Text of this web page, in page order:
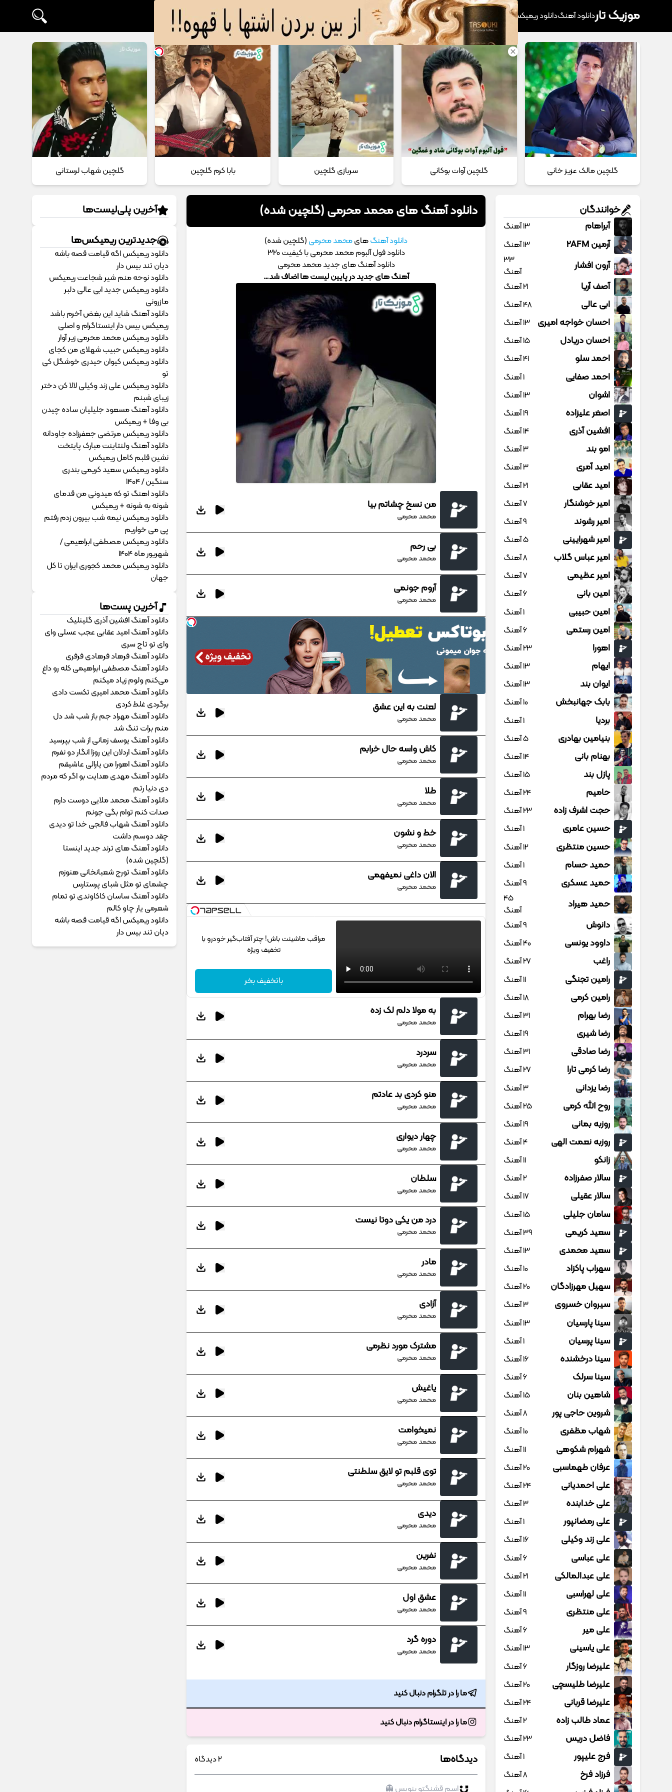
موزیک تاردانلود آهنگدانلود ریمیکسآهنگ پرطرفدار دانلود مداحیتماس با ما
گلچین مالک عزیز خانی گلچین آوات بوکانی سربازی گلچین بابا کرم گلچین گلچین شهاب لرستانی
دانلود آهنگ های محمد محرمی (گلچین شده)
دانلود آهنگهایمحمد محرمی (گلچین شده)
دانلود فول آلبوم محمد محرمی با کیفیت 320
دانلود آهنگ های جدید محمد محرمی
آهنگ های جدید در پایین لیست ها اضاف شد…
من نسخ چشاتم بیا
محمد محرمی
بی رحم
محمد محرمی
آروم جونمی
محمد محرمی
لعنت به این عشق
محمد محرمی
کاش واسه حال خرابم
محمد محرمی
طلا
محمد محرمی
خط و نشون
محمد محرمی
الان داغی نمیفهمی
محمد محرمی
مراقب ماشینت باش! چتر آفتاب‌گیر خودرو با
تخفیف ویژه
باتخفیف بخر
به مولا دلم لک زده
محمد محرمی
سردرد
محمد محرمی
منو کردی بد عادتم
محمد محرمی
چهار دیواری
محمد محرمی
سلطان
محمد محرمی
درد من یکی دوتا نیست
محمد محرمی
مادر
محمد محرمی
آزادی
محمد محرمی
مشترک مورد نظرمی
محمد محرمی
یاغیش
محمد محرمی
نمیخوامت
محمد محرمی
توی قلبم تو لایق سلطنتی
محمد محرمی
دیدی
محمد محرمی
نفرین
محمد محرمی
عشق اول
محمد محرمی
دوره گرد
محمد محرمی
ما را در تلگرام دنبال کنید
ما را در اینستاگرام دنبال کنید
دیدگاه‌ها 2 دیدگاه
خوانندگان
آبراهام 13 آهنگ
آرمین 2AFM 13 آهنگ
آرون افشار
33
آهنگ
آصف آریا 21 آهنگ
ابی عالی 48 آهنگ
احسان خواجه امیری 13 آهنگ
احسان دریادل 15 آهنگ
احمد سلو 41 آهنگ
احمد صفایی 1 آهنگ
اشوان 13 آهنگ
اصغر علیزاده 19 آهنگ
افشین آذری 14 آهنگ
امو بند 3 آهنگ
امید آمری 3 آهنگ
امید عقابی 21 آهنگ
امیر خوشنگار 7 آهنگ
امیر رشوند 9 آهنگ
امیر شهرایینی 5 آهنگ
امیر عباس گلاب 8 آهنگ
امیر عظیمی 7 آهنگ
امین بانی 6 آهنگ
امین حبیبی 1 آهنگ
امین رستمی 6 آهنگ
اهورا 23 آهنگ
ایهام 13 آهنگ
ایوان بند 13 آهنگ
بابک جهانبخش 10 آهنگ
بردیا 1 آهنگ
بنیامین بهادری 5 آهنگ
بهنام بانی 14 آهنگ
پازل بند 15 آهنگ
حامیم 24 آهنگ
حجت اشرف زاده 23 آهنگ
حسین عامری 1 آهنگ
حسین منتظری 12 آهنگ
حمید حسام 1 آهنگ
حمید عسکری 9 آهنگ
حمید هیراد
45
آهنگ
دانوش 9 آهنگ
داوود یونسی 40 آهنگ
راغب 27 آهنگ
رامین تجنگی 11 آهنگ
رامین کرمی 18 آهنگ
رضا بهرام 31 آهنگ
رضا شیری 19 آهنگ
رضا صادقی 31 آهنگ
رضا کرمی تارا 27 آهنگ
رضا یزدانی 3 آهنگ
روح الله کرمی 25 آهنگ
روزبه بمانی 19 آهنگ
روزبه نعمت الهی 4 آهنگ
زانکو 11 آهنگ
سالار صفرزاده 2 آهنگ
سالار عقیلی 17 آهنگ
سامان جلیلی 15 آهنگ
سعید کریمی 39 آهنگ
سعید محمدی 13 آهنگ
سهراب پاکزاد 10 آهنگ
سهیل مهرزادگان 20 آهنگ
سیروان خسروی 3 آهنگ
سینا پارسیان 13 آهنگ
سینا پرسیان 1 آهنگ
سینا درخشنده 16 آهنگ
سینا سرلک 6 آهنگ
شاهین بنان 15 آهنگ
شروین حاجی پور 8 آهنگ
شهاب مظفری 10 آهنگ
شهرام شکوهی 11 آهنگ
عرفان طهماسبی 20 آهنگ
علی احمدیانی 24 آهنگ
علی خدابنده 3 آهنگ
علی رمضانپور 1 آهنگ
علی زند وکیلی 16 آهنگ
علی عباسی 6 آهنگ
علی عبدالمالکی 21 آهنگ
علی لهراسبی 11 آهنگ
علی منتظری 9 آهنگ
علی میر 6 آهنگ
علی یاسینی 13 آهنگ
علیرضا روزگار 6 آهنگ
علیرضا طلیسچی 20 آهنگ
علیرضا قربانی 24 آهنگ
عماد طالب زاده 2 آهنگ
فاضل دریس 23 آهنگ
فرج علیپور 1 آهنگ
فرزاد فرخ 8 آهنگ
آخرین پلی‌لیست‌ها
جدیدترین ریمیکس‌ها
دانلود ریمیکس اگه قیامت قصه باشه
دیان تند بیس دار
دانلود نوحه منم شیر شجاعت ریمیکس
دانلود ریمیکس جدید ابی عالی دلبر
مازرونی
دانلود آهنگ شاید این بغض آخرم باشد
ریمیکس بیس دار اینستاگرام و اصلی
دانلود ریمیکس محمد محرمی زیر آوار
دانلود ریمیکس حبیب شهلای من کجای
دانلود ریمیکس کیوان حیدری خوشگل کی
تو
دانلود ریمیکس علی زند وکیلی لالا کن دختر
زیبای شبنم
دانلود آهنگ مسعود جلیلیان ساده چیدن
بی وفا + ریمیکس
دانلود ریمیکس مرتضی جعفرزاده جاودانه
دانلود آهنگ ولنتاینت مبارک پایتخت
نشین قلبم کامل ریمیکس
دانلود ریمیکس سعید کریمی بندری
سنگین / 1404
دانلود اهنگ تو که میدونی من قدمای
شونه به شونه + ریمیکس
دانلود ریمیکس نیمه شب بیرون زدم رفتم
پی می خواریم
دانلود ریمیکس مصطفی ابراهیمی /
شهریور ماه 1404
دانلود ریمیکس محمد کجوری ایران تا کل
جهان
آخرین پست‌ها
دانلود آهنگ افشین آذری گلینلیک
دانلود آهنگ امید عقابی عجب عسلی وای
وای تو تاج سری
دانلود آهنگ فرهاد فرهادی فرفری
دانلود آهنگ مصطفی ابراهیمی کله رو داغ
می‌کنم ولوم زیاد میکنم
دانلود آهنگ محمد امیری ﺗﻜﺴﺖ دادی
ﺑﺮﮔﺮدی ﻏﻠﻄ ﻛﺮدی
دانلود آهنگ مهراد جم ﺑﺎز ﺷﺐ ﺷﺪ دل
ﻣﻨﻢ ﺑﺮات ﺗﻨﮓ ﺷﺪ
دانلود آهنگ یوسف زمانی از شب بپرسید
دانلود آهنگ اردلان این روزا انگار دو نفرم
دانلود آهنگ اهورا من یارالی عاشیقم
دانلود آهنگ مهدی هدایت بو اگر که مردم
دی دنیا رتم
دانلود آهنگ محمد ملایی دوﺳﺖ دارم
ﺻﺪات ﻛﻨﻢ ﺗﻮام ﺑﮕﻰ ﺟﻮﻧﻢ
دانلود آهنگ شهاب فالجی خدا تو دیدی
چقد دوسم داشت
دانلود آهنگ های ترند جدید اینستا
(گلچین شده)
دانلود آهنگ تورج شعبانخانی هنوزم
چشمای تو مثل شبای پرستارس
دانلود آهنگ ساسان کاکاوندی تو تمام
شعرمی یار چاو کالم
دانلود ریمیکس اگه قیامت قصه باشه
دیان تند بیس دار